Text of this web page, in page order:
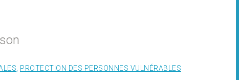
PROTECTION DES PERSONNES VULNÉRABLES